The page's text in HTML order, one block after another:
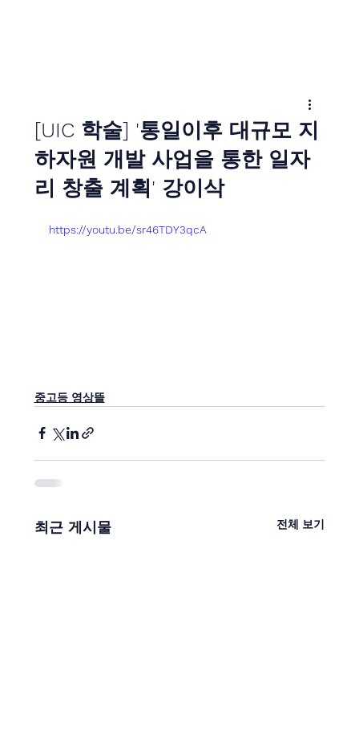
[UIC 학술] '통일이후 대규모 지
하자원 개발 사업을 통한 일자
리 창출 계획' 강이삭
https://youtu.be/sr46TDY3qcA
중고등 영상뜰
최근 게시물 전체 보기